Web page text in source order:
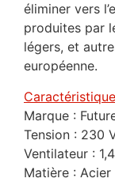
éliminer vers
produites par
légers, et
européenne.
Marque :
Tension : 230
Ventilateur :
Matière : Acier